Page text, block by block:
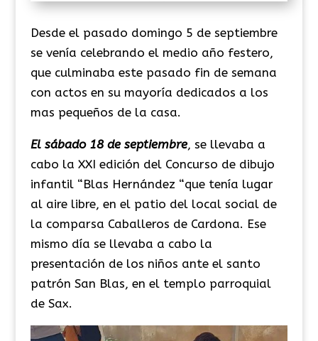
Desde el pasado domingo 5 de septiembre
se venía celebrando el medio año festero,
que culminaba este pasado fin de semana
con actos en su mayoría dedicados a los
mas pequeños de la casa.
El sábado 18 de septiembre, se llevaba a
cabo la XXI edición del Concurso de dibujo
infantil “Blas Hernández “que tenía lugar
al aire libre, en el patio del local social de
la comparsa Caballeros de Cardona. Ese
mismo día se llevaba a cabo la
presentación de los niños ante el santo
patrón San Blas, en el templo parroquial
de Sax.